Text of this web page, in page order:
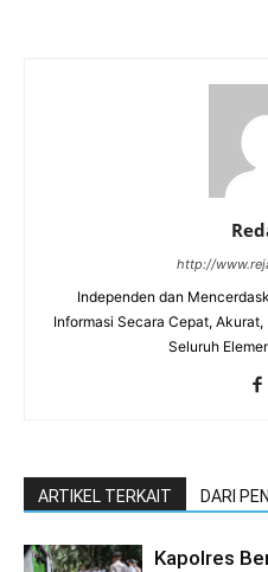
http://
Independen dan
Informasi Secara Cepat,
Seluruh
ARTIKEL TERKAIT DARI
Kapolres